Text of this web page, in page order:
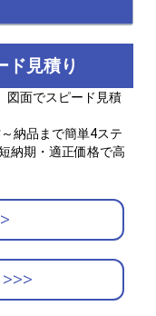
ド見積り
図面でスピード見積
納品まで簡単4ステ
納期・適正価格で高